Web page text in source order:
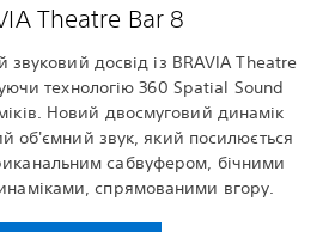
Theatre Bar 8
звуковий досвід із BRAVIA Theatre
технологію 360 Spatial Sound
Новий двосмуговий динамік
об'ємний звук, який посилюється
сабвуфером, бічними
спрямованими вгору.